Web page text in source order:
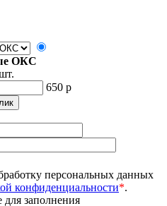
ОКС
650 р
персональных данных
конфиденциальности*.
заполнения